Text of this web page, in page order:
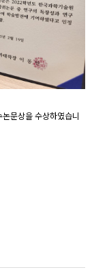
문상을 수상하였습니